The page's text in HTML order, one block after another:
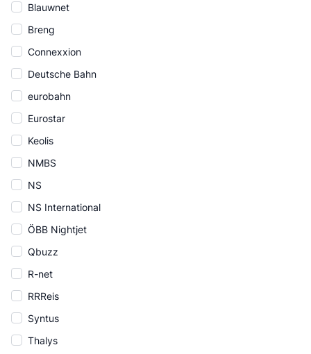
Blauwnet
Breng
Connexxion
Deutsche Bahn
eurobahn
Eurostar
Keolis
NMBS
NS
NS International
ÖBB Nightjet
Qbuzz
R-net
RRReis
Syntus
Thalys